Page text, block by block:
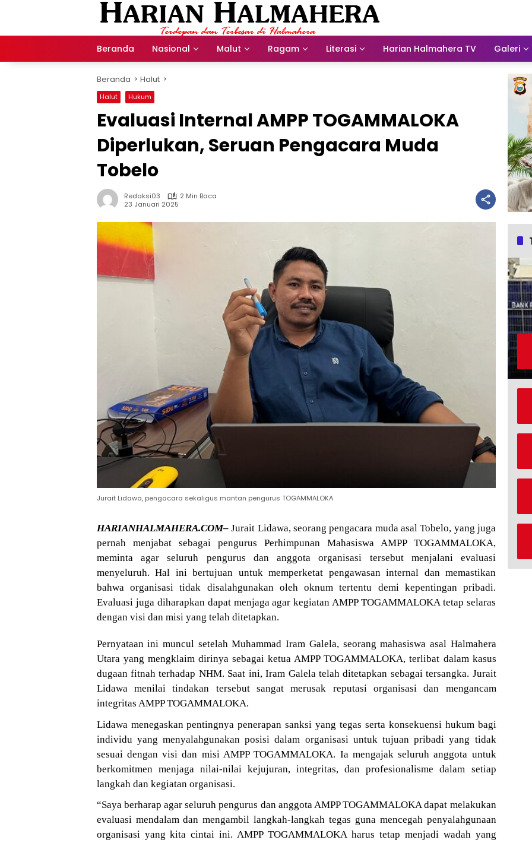
Beranda Nasional Malut Ragam Literasi Harian Halmahera TV Galeri
Beranda Halut
Halut Hukum
Evaluasi Internal AMPP TOGAMMALOKA
Diperlukan, Seruan Pengacara Muda
Tobelo
Redaksi03
2 Min Baca
23 Januari 2025
Jurait Lidawa, pengacara sekaligus mantan pengurus TOGAMMALOKA
HARIANHALMAHERA.COM–Jurait Lidawa, seorang pengacara muda asal Tobelo, yang juga
pernah menjabat sebagai pengurus Perhimpunan Mahasiswa AMPP TOGAMMALOKA,
meminta agar seluruh pengurus dan anggota organisasi tersebut menjalani evaluasi
menyeluruh. Hal ini bertujuan untuk memperketat pengawasan internal dan memastikan
bahwa organisasi tidak disalahgunakan oleh oknum tertentu demi kepentingan pribadi.
Evaluasi juga diharapkan dapat menjaga agar kegiatan AMPP TOGAMMALOKA tetap selaras
dengan visi dan misi yang telah ditetapkan.
Pernyataan ini muncul setelah Muhammad Iram Galela, seorang mahasiswa asal Halmahera
Utara yang mengklaim dirinya sebagai ketua AMPP TOGAMMALOKA, terlibat dalam kasus
dugaan fitnah terhadap NHM. Saat ini, Iram Galela telah ditetapkan sebagai tersangka. Jurait
Lidawa menilai tindakan tersebut sangat merusak reputasi organisasi dan mengancam
integritas AMPP TOGAMMALOKA.
Lidawa menegaskan pentingnya penerapan sanksi yang tegas serta konsekuensi hukum bagi
individu yang menyalahgunakan posisi dalam organisasi untuk tujuan pribadi yang tidak
sesuai dengan visi dan misi AMPP TOGAMMALOKA. Ia mengajak seluruh anggota untuk
berkomitmen menjaga nilai-nilai kejujuran, integritas, dan profesionalisme dalam setiap
langkah dan kegiatan organisasi.
“Saya berharap agar seluruh pengurus dan anggota AMPP TOGAMMALOKA dapat melakukan
evaluasi mendalam dan mengambil langkah-langkah tegas guna mencegah penyalahgunaan
organisasi yang kita cintai ini. AMPP TOGAMMALOKA harus tetap menjadi wadah yang